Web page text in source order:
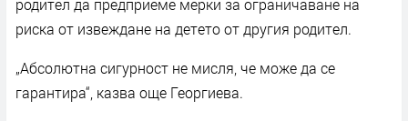
родител да предприеме мерки за ограничаване на
риска от извеждане на детето от другия родител.
„Абсолютна сигурност не мисля, че може да се
гарантира“, казва още Георгиева.